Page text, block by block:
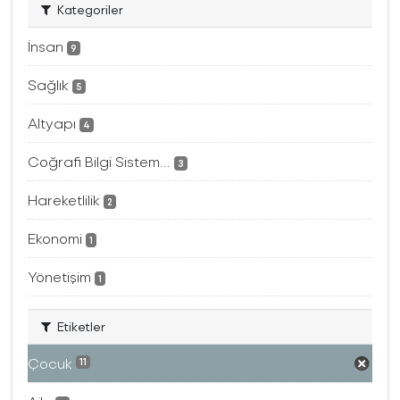
Kategoriler
İnsan 9
Sağlık 5
Altyapı 4
Coğrafi Bilgi Sistem... 3
Hareketlilik 2
Ekonomi 1
Yönetişim 1
Etiketler
Çocuk 11